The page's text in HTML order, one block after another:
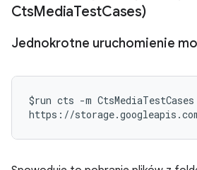
CtsMediaTestCases)
Jednokrotne uruchomienie
$run cts -m
https://